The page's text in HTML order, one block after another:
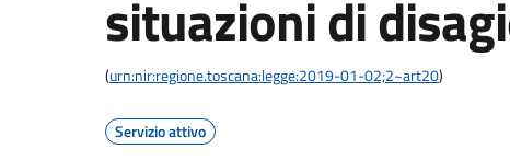
situazioni di
(urn:nir:regione.toscana:legge:2019-01-02;2~art20)
Servizio attivo